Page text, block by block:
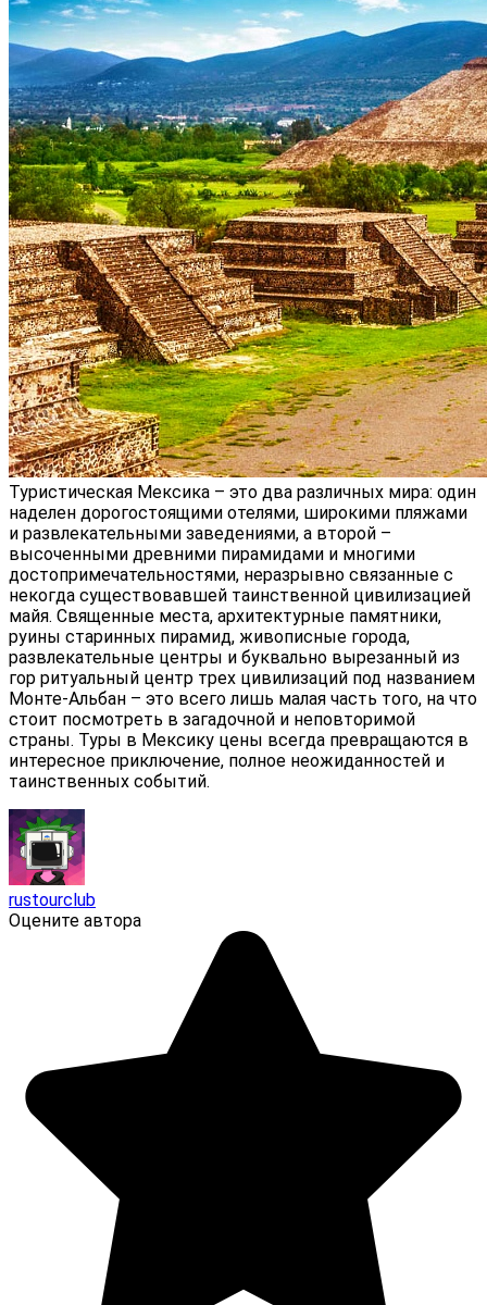
Туристическая Мексика – это два различных мира: один
наделен дорогостоящими отелями, широкими пляжами
и развлекательными заведениями, а второй –
высоченными древними пирамидами и многими
достопримечательностями, неразрывно связанные с
некогда существовавшей таинственной цивилизацией
майя. Священные места, архитектурные памятники,
руины старинных пирамид, живописные города,
развлекательные центры и буквально вырезанный из
гор ритуальный центр трех цивилизаций под названием
Монте-Альбан – это всего лишь малая часть того, на что
стоит посмотреть в загадочной и неповторимой
страны. Туры в Мексику цены всегда превращаются в
интересное приключение, полное неожиданностей и
таинственных событий.
rustourclub
Оцените автора